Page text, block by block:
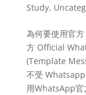
Study,
為何要使用官
方 Official
(Template
不受
用WhatsApp官